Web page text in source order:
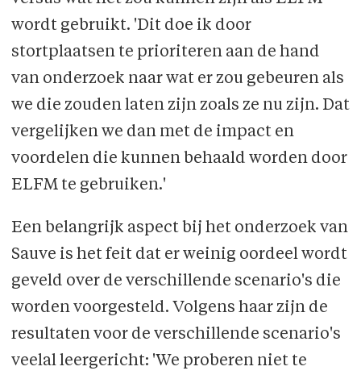
wordt gebruikt. 'Dit doe ik door
stortplaatsen te prioriteren aan de hand
van onderzoek naar wat er zou gebeuren als
we die zouden laten zijn zoals ze nu zijn. Dat
vergelijken we dan met de impact en
voordelen die kunnen behaald worden door
ELFM te gebruiken.'
Een belangrijk aspect bij het onderzoek van
Sauve is het feit dat er weinig oordeel wordt
geveld over de verschillende scenario's die
worden voorgesteld. Volgens haar zijn de
resultaten voor de verschillende scenario's
veelal leergericht: 'We proberen niet te